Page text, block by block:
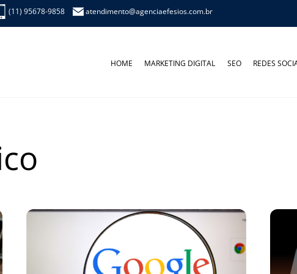
(11) 95678-9858 atendimento@agenciaefesios.com.br
HOME MARKETING DIGITAL SEO REDES